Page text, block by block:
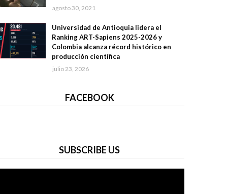
agosto 30, 2021
Universidad de Antioquia lidera el
Ranking ART-Sapiens 2025-2026 y
Colombia alcanza récord histórico en
producción científica
julio 23, 2026
FACEBOOK
SUBSCRIBE US